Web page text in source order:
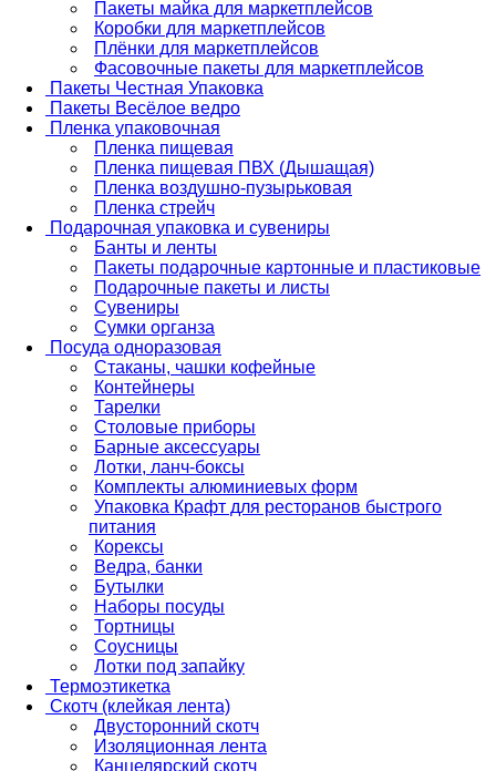
Пакеты майка для маркетплейсов
Коробки для маркетплейсов
Плёнки для маркетплейсов
Фасовочные пакеты для маркетплейсов
Пакеты Честная Упаковка
Пакеты Весёлое ведро
Пленка упаковочная
Пленка пищевая
Пленка пищевая ПВХ (Дышащая)
Пленка воздушно-пузырьковая
Пленка стрейч
Подарочная упаковка и сувениры
Банты и ленты
Пакеты подарочные картонные и пластиковые
Подарочные пакеты и листы
Сувениры
Сумки органза
Посуда одноразовая
Стаканы, чашки кофейные
Контейнеры
Тарелки
Столовые приборы
Барные аксессуары
Лотки, ланч-боксы
Комплекты алюминиевых форм
Упаковка Крафт для ресторанов быстрого
питания
Корексы
Ведра, банки
Бутылки
Наборы посуды
Тортницы
Соусницы
Лотки под запайку
Термоэтикетка
Скотч (клейкая лента)
Двусторонний скотч
Изоляционная лента
Канцелярский скотч